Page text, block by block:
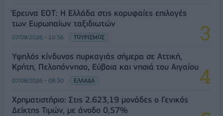
Έρευνα ΕΟΤ: Η Ελλάδα στις κορυφαίες επιλογές
των Ευρωπαίων ταξιδιωτών
07/08/2026 - 10:56 ΤΟΥΡΙΣΜΟΣ
Υψηλός κίνδυνος πυρκαγιάς σήμερα σε Αττική,
Κρήτη, Πελοπόννησο, Εύβοια και νησιά του Αιγαίου
07/08/2026 - 08:30 ΕΛΛΑΔΑ
Χρηματιστήριο: Στις 2.623,19 μονάδες ο Γενικός
Δείκτης Τιμών, με άνοδο 0,57%